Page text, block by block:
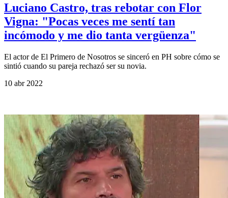
Luciano Castro, tras rebotar con Flor
Vigna: "Pocas veces me sentí tan
incómodo y me dio tanta vergüenza"
El actor de El Primero de Nosotros se sinceró en PH sobre cómo se
sintió cuando su pareja rechazó ser su novia.
10 abr 2022